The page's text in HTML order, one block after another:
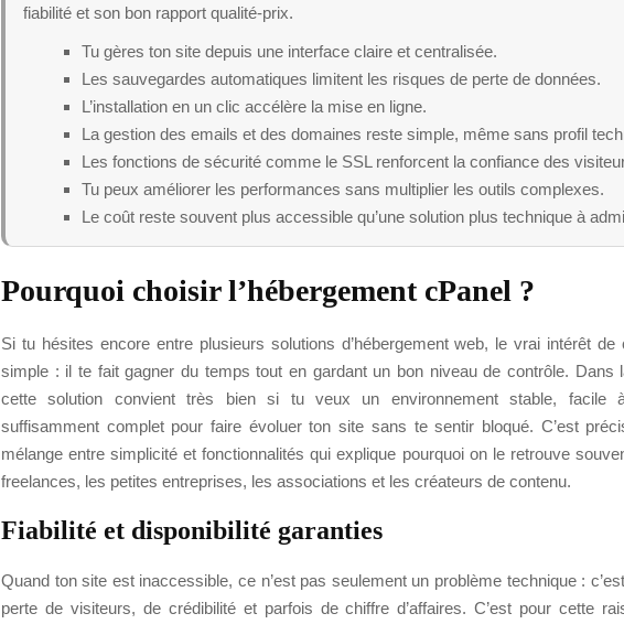
fiabilité et son bon rapport qualité-prix.
Tu gères ton site depuis une interface claire et centralisée.
Les sauvegardes automatiques limitent les risques de perte de données.
L’installation en un clic accélère la mise en ligne.
La gestion des emails et des domaines reste simple, même sans profil
Les fonctions de sécurité comme le SSL renforcent la confiance des
Tu peux améliorer les performances sans multiplier les outils complexes.
Le coût reste souvent plus accessible qu’une solution plus technique à
Pourquoi choisir l’hébergement cPanel ?
Si tu hésites encore entre plusieurs solutions d’hébergement web, le vrai intérêt de
simple : il te fait gagner du temps tout en gardant un bon niveau de contrôle. Dans
cette solution convient très bien si tu veux un environnement stable, facile
suffisamment complet pour faire évoluer ton site sans te sentir bloqué. C’est
mélange entre simplicité et fonctionnalités qui explique pourquoi on le retrouve
freelances, les petites entreprises, les associations et les créateurs de contenu.
Fiabilité et disponibilité garanties
Quand ton site est inaccessible, ce n’est pas seulement un problème technique :
perte de visiteurs, de crédibilité et parfois de chiffre d’affaires. C’est pour cette